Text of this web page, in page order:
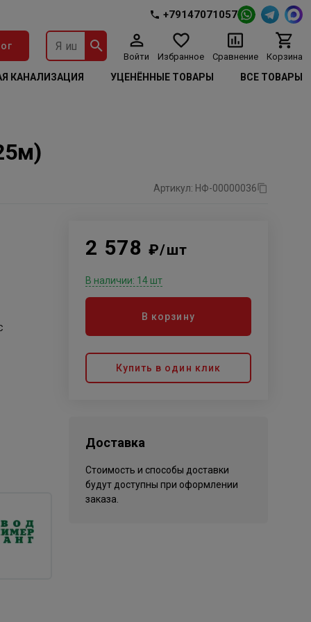
+79147071057
Войти Избранное Сравнение Корзина
КАНАЛИЗАЦИЯ УЦЕНЁННЫЕ ТОВАРЫ ВСЕ ТОВАРЫ
Артикул: НФ-00000036
2 578 ₽/шт
В наличии: 14 шт
В корзину
Купить в один клик
Доставка
Стоимость и способы доставки
будут доступны при оформлении
заказа.